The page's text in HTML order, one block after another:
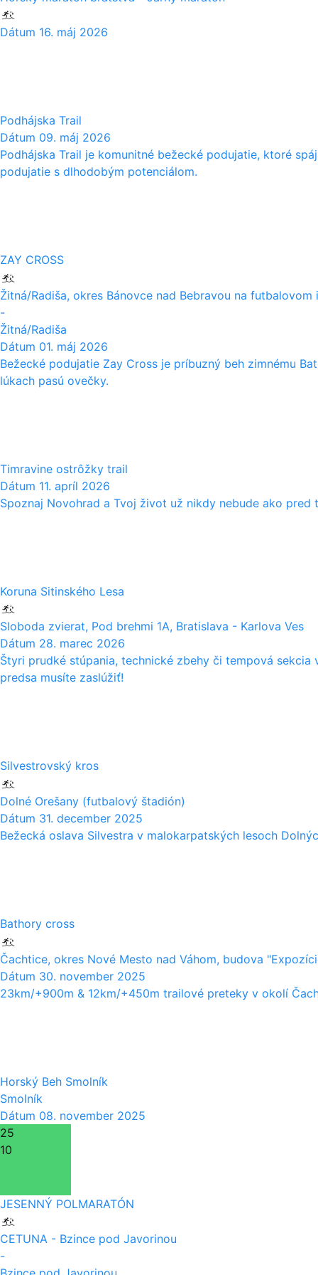
Dátum 16. máj 2026
Podhájska Trail
Dátum 09. máj 2026
Podhájska Trail je komunitné bežecké podujatie, ktoré
podujatie s dlhodobým potenciálom.
ZAY CROSS
Žitná/Radiša, okres Bánovce nad Bebravou na futbalovom
-
Žitná/Radiša
Dátum 01. máj 2026
Bežecké podujatie Zay Cross je príbuzný beh zimnému
lúkach pasú ovečky.
Timravine ostrôžky trail
Dátum 11. apríl 2026
Spoznaj Novohrad a Tvoj život už nikdy nebude ako pred
Koruna Sitinského Lesa
Sloboda zvierat, Pod brehmi 1A, Bratislava - Karlova Ves
Dátum 28. marec 2026
Štyri prudké stúpania, technické zbehy či tempová
predsa musíte zaslúžiť!
Silvestrovský kros
Dolné Orešany (futbalový štadión)
Dátum 31. december 2025
Bežecká oslava Silvestra v malokarpatských lesoch
Bathory cross
Čachtice, okres Nové Mesto nad Váhom, budova
Dátum 30. november 2025
23km/+900m & 12km/+450m trailové preteky v okolí
Horský Beh Smolník
Smolník
Dátum 08. november 2025
25
10
JESENNÝ POLMARATÓN
CETUNA - Bzince pod Javorinou
-